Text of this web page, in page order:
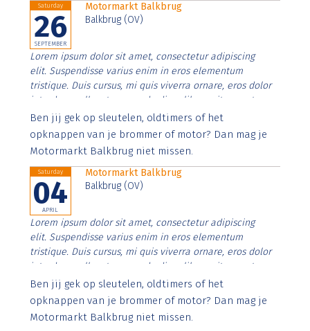
Saturday
26
SEPTEMBER
Motormarkt Balkbrug
Balkbrug (OV)
Lorem ipsum dolor sit amet, consectetur adipiscing
elit. Suspendisse varius enim in eros elementum
tristique. Duis cursus, mi quis viverra ornare, eros dolor
interdum nulla, ut commodo diam libero vitae erat.
Aenean faucibus nibh et justo cursus id rutrum lorem
imperdiet. Nunc ut sem vitae risus tristique posuere.
Ben jij gek op sleutelen, oldtimers of het
opknappen van je brommer of motor? Dan mag je
Motormarkt Balkbrug niet missen.
Saturday
04
APRIL
Motormarkt Balkbrug
Balkbrug (OV)
Lorem ipsum dolor sit amet, consectetur adipiscing
elit. Suspendisse varius enim in eros elementum
tristique. Duis cursus, mi quis viverra ornare, eros dolor
interdum nulla, ut commodo diam libero vitae erat.
Aenean faucibus nibh et justo cursus id rutrum lorem
imperdiet. Nunc ut sem vitae risus tristique posuere.
Ben jij gek op sleutelen, oldtimers of het
opknappen van je brommer of motor? Dan mag je
Motormarkt Balkbrug niet missen.